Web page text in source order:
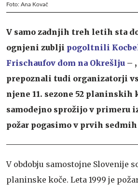
Foto: Ana Kovač
V samo zadnjih treh letih sta
ognjeni zublji pogoltnili
Frischaufov dom na Okrešlju –
prepoznali tudi organizatorji
njene 11. sezone 52
samodejno sprožijo v primeru
požar pogasimo v prvih
V obdobju samostojne Slovenije
planinske koče. Leta 1999 je